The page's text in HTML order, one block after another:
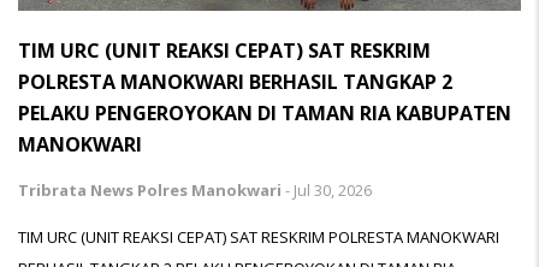
TIM URC (UNIT REAKSI CEPAT) SAT RESKRIM
POLRESTA MANOKWARI BERHASIL TANGKAP 2
PELAKU PENGEROYOKAN DI TAMAN RIA KABUPATEN
MANOKWARI
Tribrata News Polres Manokwari - Jul 30, 2026
TIM URC (UNIT REAKSI CEPAT) SAT RESKRIM POLRESTA MANOKWARI